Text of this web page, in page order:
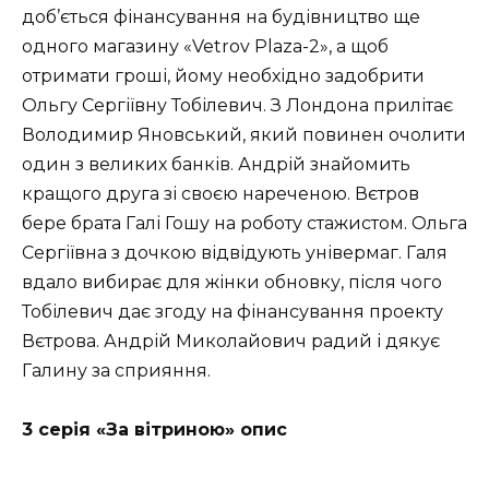
доб’ється фінансування на будівництво ще
одного магазину «Vetrov Plaza-2», а щоб
отримати гроші, йому необхідно задобрити
Ольгу Сергіївну Тобілевич. З Лондона прилітає
Володимир Яновський, який повинен очолити
один з великих банків. Андрій знайомить
кращого друга зі своєю нареченою. Вєтров
бере брата Галі Гошу на роботу стажистом. Ольга
Сергіївна з дочкою відвідують універмаг. Галя
вдало вибирає для жінки обновку, після чого
Тобілевич дає згоду на фінансування проекту
Вєтрова. Андрій Миколайович радий і дякує
Галину за сприяння.
3 серія «За вітриною» опис